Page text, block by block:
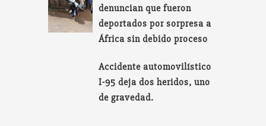
denuncian que fueron
deportados por sorpresa a
África sin debido proceso
Accidente automovilístico
I-95 deja dos heridos, uno
de gravedad.